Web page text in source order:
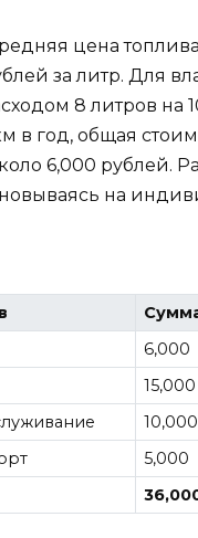
цена топлива
за литр. Для
8 литров на
в год, общая
6,000 рублей.
на
6,000
15,000
10,000
5,000